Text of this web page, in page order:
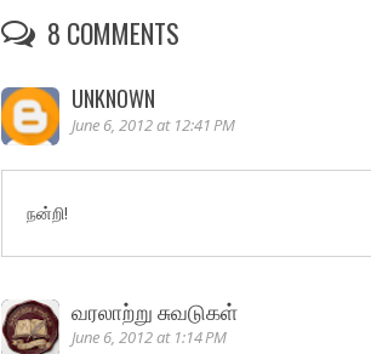
8 COMMENTS
UNKNOWN
June 6, 2012 at 12:41 PM
நன்றி!
வரலாற்று சுவடுகள்
June 6, 2012 at 1:14 PM